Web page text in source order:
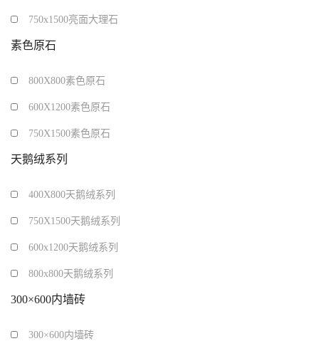
750x1500亮面大理石
素色原石
800X800素色原石
600X1200素色原石
750X1500素色原石
天鹅绒系列
400X800天鹅绒系列
750X1500天鹅绒系列
600x1200天鹅绒系列
800x800天鹅绒系列
300×600内墙砖
300×600内墙砖